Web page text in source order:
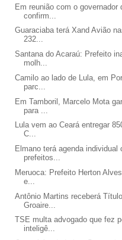
Em reunião com o governador
confirm...
Guaraciaba terá Xand Avião
232...
Santana do Acaraú: Prefeito
molh...
Camilo ao lado de Lula, em
parc...
Em Tamboril, Marcelo Mota
para ...
Lula vem ao Ceará entregar
C...
Elmano terá agenda individual
prefeitos...
Meruoca: Prefeito Herton
e...
Antônio Martins receberá
Groaire...
TSE multa advogado que fez
inteligê...